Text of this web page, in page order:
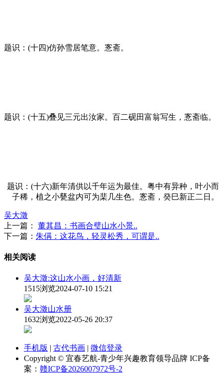
题识：(十四)仿孙雪居笔意。愙斋。
题识：(十五)叠见三元出汝家。百二砚田富翁写生，愙斋临。
题识：(十六)新年清供以千年运为最佳。粤中有异种，叶小而
子稀，植之小甆盆内可为棐几生色。愙斋，癸巳新正二日。
吴大澂
上一篇：
董其昌：书画合璧山水小景..
下一篇： 朱偁：这花鸟，轻灵松秀，可谓是..
相关阅读
吴大澂:这山水小画，好清新
1515浏览2024-07-10 15:21
吴大澂山水册
1632浏览2022-05-26 20:37
手机版 | 古代书画 | 微信登录
Copyright © 宜春艺航-青少年兴趣教育领导品牌 ICP备
案： 赣ICP备2026007972号-2